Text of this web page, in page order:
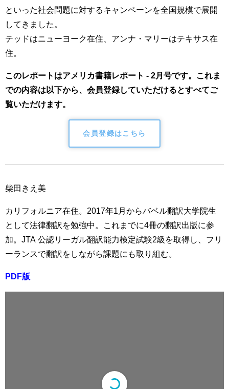
といった社会問題に対するキャンペーンを全国規模で展開
してきました。
テッドはニューヨーク在住、アンナ・マリーはテキサス在
住。
このレポートはアメリカ書籍レポート - 2月号です。これま
での内容は以下から、会員登録していただけるとすべてご
覧いただけます。
会員登録はこちら
柴田きえ美
カリフォルニア在住。2017年1月からバベル翻訳大学院生
として法律翻訳を勉強中。これまでに4冊の翻訳出版に参
加。JTA 公認リーガル翻訳能力検定試験2級を取得し、フリ
ーランスで翻訳をしながら課題にも取り組む。
PDF版